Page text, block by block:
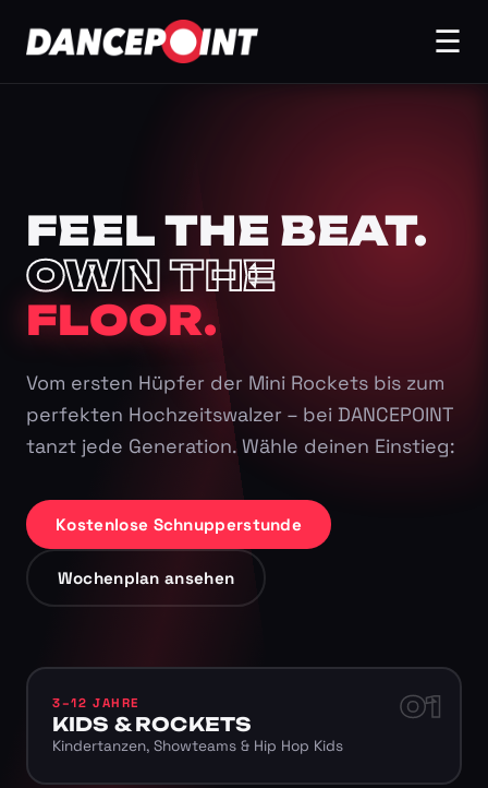
☰
FEEL THE BEAT.
OWN THE
FLOOR.
Vom ersten Hüpfer der Mini Rockets bis zum
perfekten Hochzeitswalzer – bei DANCEPOINT
tanzt jede Generation. Wähle deinen Einstieg:
Kostenlose Schnupperstunde
Wochenplan ansehen
01
3–12 JAHRE
KIDS & ROCKETS
Kindertanzen, Showteams & Hip Hop Kids